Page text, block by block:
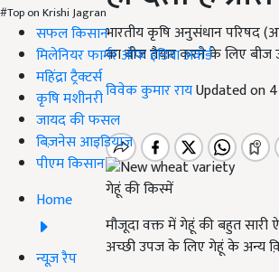
#Top on Krishi Jagran
सफल किसान
मिलेनियर फार्मर ऑफ इंडिया अवॉर्ड
महिंद्रा ट्रैक्टर्स
कृषि मशीनरी
जायद की फसल
बिज़नेस आइडियाज
पीएम किसान
Home
न्यूज़ रैप
भारतीय कृषि अनुसंधान परिषद
का बीज तैयार करने के लिए बीज
विवेक कुमार रायUpdated on
गेहूं की किस्में
मौजूदा वक्त में गेहूं की बहुत
अच्छी उपज के लिए गेहूं के अन्य